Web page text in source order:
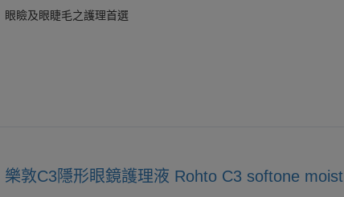
眼瞼及眼睫毛之護理首選
樂敦C3隱形眼鏡護理液 Rohto C3 softone moist